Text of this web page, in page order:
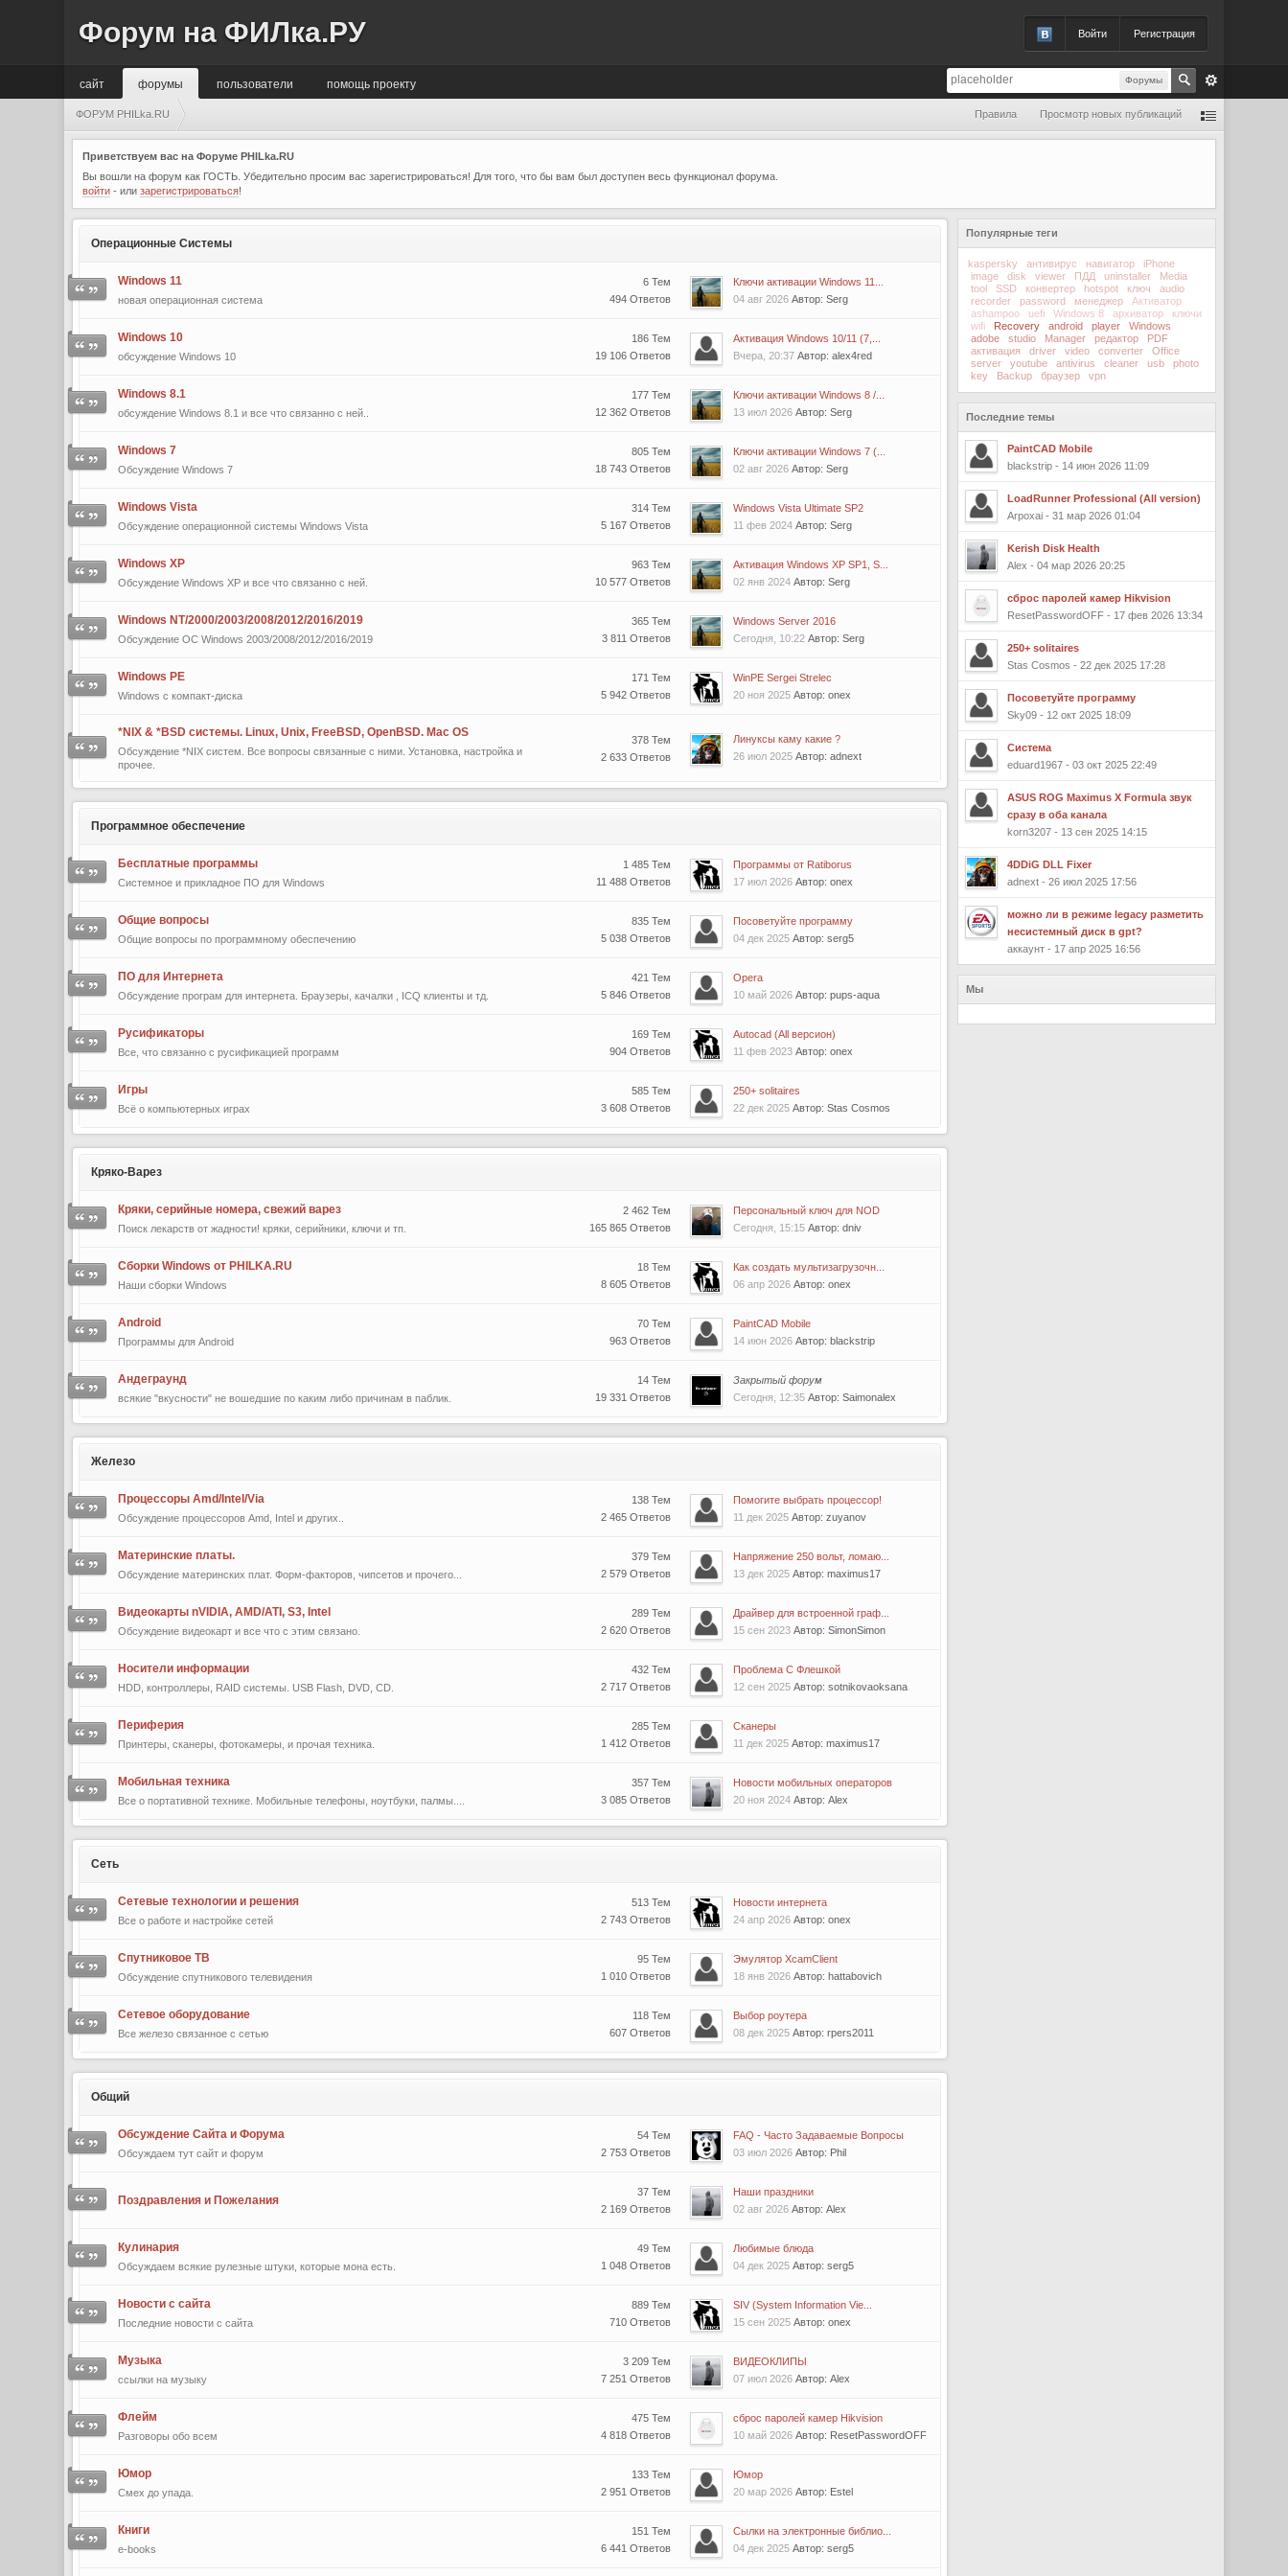
Войти Регистрация
Форум на ФИЛка.РУ
Форумы
сайт помощь проекту
форумы пользователи
ФОРУМ PHILka.RU Правила Просмотр новых публикаций
Приветствуем вас на Форуме PHILka.RU
Вы вошли на форум как ГОСТЬ. Убедительно просим вас зарегистрироваться! Для того, что бы вам был доступен весь функционал форума.
войти - илизарегистрироваться!
Операционные Системы
Windows 11
новая операционная система
6 Тем
494 Ответов
Ключи активации Windows 11...
04 авг 2026 Автор: Serg
Windows 10
обсуждение Windows 10
186 Тем
19 106 Ответов
Активация Windows 10/11 (7,...
Вчера, 20:37 Автор: alex4red
Windows 8.1
обсуждение Windows 8.1 и все что связанно с ней..
177 Тем
12 362 Ответов
Ключи активации Windows 8 /...
13 июл 2026 Автор: Serg
Windows 7
Обсуждение Windows 7
805 Тем
18 743 Ответов
Ключи активации Windows 7 (...
02 авг 2026 Автор: Serg
Windows Vista
Обсуждение операционной системы Windows Vista
314 Тем
5 167 Ответов
Windows Vista Ultimate SP2
11 фев 2024 Автор: Serg
Windows XP
Обсуждение Windows XP и все что связанно с ней.
963 Тем
10 577 Ответов
Активация Windows XP SP1, S...
02 янв 2024 Автор: Serg
Windows NT/2000/2003/2008/2012/2016/2019
Обсуждение ОС Windows 2003/2008/2012/2016/2019
365 Тем
3 811 Ответов
Windows Server 2016
Сегодня, 10:22 Автор: Serg
Windows PE
Windows с компакт-диска
171 Тем
5 942 Ответов
WinPE Sergei Strelec
20 ноя 2025 Автор: onex
*NIX & *BSD сиcтемы. Linux, Unix, FreeBSD, OpenBSD. Mac OS
Обсуждение *NIX систем. Все вопросы связанные с ними. Установка, настройка и
прочее.
378 Тем
2 633 Ответов
Линуксы каму какие ?
26 июл 2025 Автор: adnext
Программное обеспечение
Бесплатные программы
Системное и прикладное ПО для Windows
1 485 Тем
11 488 Ответов
Программы от Ratiborus
17 июл 2026 Автор: onex
Общие вопросы
Общие вопросы по программному обеспечению
835 Тем
5 038 Ответов
Посоветуйте программу
04 дек 2025 Автор: serg5
ПО для Интернета
Обсуждение програм для интернета. Браузеры, качалки , ICQ клиенты и тд.
421 Тем
5 846 Ответов
Opera
10 май 2026 Автор: pups-aqua
Русификаторы
Все, что связанно с русификацией программ
169 Тем
904 Ответов
Autocad (All версион)
11 фев 2023 Автор: onex
Игры
Всё о компьютерных играх
585 Тем
3 608 Ответов
250+ solitaires
22 дек 2025 Автор: Stas Cosmos
Кряко-Варез
Кряки, серийные номера, свежий варез
Поиск лекарств от жадности! кряки, серийники, ключи и тп.
2 462 Тем
165 865 Ответов
Персональный ключ для NOD
Сегодня, 15:15 Автор: dniv
Сборки Windows от PHILKA.RU
Наши сборки Windows
18 Тем
8 605 Ответов
Как создать мультизагрузочн...
06 апр 2026 Автор: onex
Android
Программы для Android
70 Тем
963 Ответов
PaintCAD Mobile
14 июн 2026 Автор: blackstrip
Андеграунд
всякие "вкусности" не вошедшие по каким либо причинам в паблик.
14 Тем
19 331 Ответов
Закрытый форум
Сегодня, 12:35Автор: Saimonalex
Железо
Процессоры Amd/Intel/Via
Обсуждение процессоров Amd, Intel и других..
138 Тем
2 465 Ответов
Помогите выбрать процессор!
11 дек 2025 Автор: zuyanov
Материнские платы.
Обсуждение материнских плат. Форм-факторов, чипсетов и прочего...
379 Тем
2 579 Ответов
Напряжение 250 вольт, ломаю...
13 дек 2025 Автор: maximus17
Видеокарты nVIDIA, AMD/ATI, S3, Intel
Обсуждение видеокарт и все что с этим связано.
289 Тем
2 620 Ответов
Драйвер для встроенной граф...
15 сен 2023 Автор: SimonSimon
Носители информации
HDD, контроллеры, RAID системы. USB Flash, DVD, CD.
432 Тем
2 717 Ответов
Проблема С Флешкой
12 сен 2025 Автор: sotnikovaoksana
Периферия
Принтеры, сканеры, фотокамеры, и прочая техника.
285 Тем
1 412 Ответов
Сканеры
11 дек 2025 Автор: maximus17
Мобильная техника
Все о портативной технике. Мобильные телефоны, ноутбуки, палмы....
357 Тем
3 085 Ответов
Новости мобильных операторов
20 ноя 2024 Автор: Alex
Сеть
Сетевые технологии и решения
Все о работе и настройке сетей
513 Тем
2 743 Ответов
Новости интернета
24 апр 2026 Автор: onex
Спутниковое ТВ
Обсуждение спутникового телевидения
95 Тем
1 010 Ответов
Эмулятор XcamClient
18 янв 2026 Автор: hattabovich
Сетевое оборудование
Все железо связанное с сетью
118 Тем
607 Ответов
Выбор роутера
08 дек 2025 Автор: rpers2011
Общий
Обсуждение Сайта и Форума
Обсуждаем тут сайт и форум
54 Тем
2 753 Ответов
FAQ - Часто Задаваемые Вопросы
03 июл 2026 Автор: Phil
Поздравления и Пожелания
37 Тем
2 169 Ответов
Наши праздники
02 авг 2026 Автор: Alex
Кулинария
Обсуждаем всякие рулезные штуки, которые мона есть.
49 Тем
1 048 Ответов
Любимые блюда
04 дек 2025 Автор: serg5
Новости с сайта
Последние новости с сайта
889 Тем
710 Ответов
SIV (System Information Vie...
15 сен 2025 Автор: onex
Музыка
ссылки на музыку
3 209 Тем
7 251 Ответов
ВИДЕОКЛИПЫ
07 июл 2026 Автор: Alex
Флейм
Разговоры обо всем
475 Тем
4 818 Ответов
сброс паролей камер Hikvision
10 май 2026 Автор: ResetPasswordOFF
Юмор
Смех до упада.
133 Тем
2 951 Ответов
Юмор
20 мар 2026 Автор: Estel
Книги
e-books
151 Тем
6 441 Ответов
Сылки на электронные библио...
04 дек 2025 Автор: serg5
Популярные теги
kaspersky антивирус навигатор
iPhone
image
disk viewer ПДД uninstaller
Media
tool
SSD конвертер hotspot ключ
audio
recorder
password менеджер
Активатор
ashampoo
uefi Windows 8 архиватор
ключи
wifi
Recovery android player
Windows
adobe
studio Manager редактор
PDF
активация
driver video converter
Office
server
youtube antivirus cleaner usb
photo
key
Backup браузер vpn
Последние темы
PaintCAD Mobile
blackstrip - 14 июн 2026 11:09
LoadRunner Professional (All version)
Arpoxai - 31 мар 2026 01:04
Kerish Disk Health
Alex - 04 мар 2026 20:25
сброс паролей камер Hikvision
ResetPasswordOFF - 17 фев 2026 13:34
250+ solitaires
Stas Cosmos - 22 дек 2025 17:28
Посоветуйте программу
Sky09 - 12 окт 2025 18:09
Система
eduard1967 - 03 окт 2025 22:49
ASUS ROG Maximus X Formula звук
сразу в оба канала
korn3207 - 13 сен 2025 14:15
4DDiG DLL Fixer
adnext - 26 июл 2025 17:56
можно ли в режиме legacy разметить
несистемный диск в gpt?
аккаунт - 17 апр 2025 16:56
Мы